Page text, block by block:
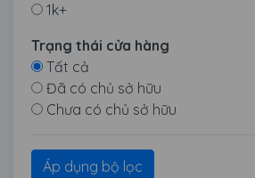
1k+
Trạng thái cửa hàng
Tất cả
Đã có chủ sở hữu
Chưa có chủ sở hữu